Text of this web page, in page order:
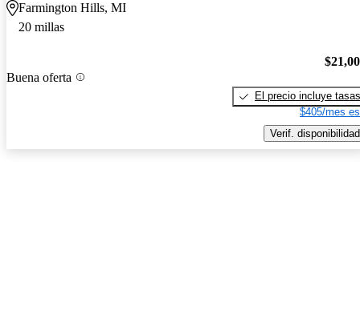
Farmington Hills, MI
20 millas
Buena oferta
El precio incluye tasas
$405/mes
Verif. disponibilidad